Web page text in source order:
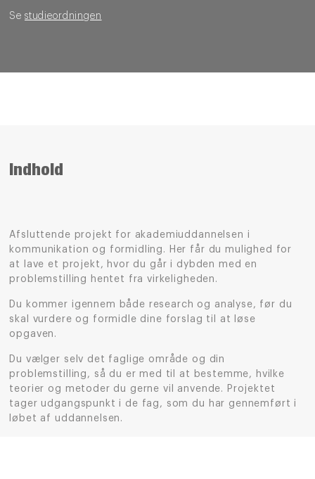
Se studieordningen
Indhold
Afsluttende projekt for akademiuddannelsen i
kommunikation og formidling. Her får du mulighed for
at lave et projekt, hvor du går i dybden med en
problemstilling hentet fra virkeligheden.
Du kommer igennem både research og analyse, før du
skal vurdere og formidle dine forslag til at løse
opgaven.
Du vælger selv det faglige område og din
problemstilling, så du er med til at bestemme, hvilke
teorier og metoder du gerne vil anvende. Projektet
tager udgangspunkt i de fag, som du har gennemført i
løbet af uddannelsen.